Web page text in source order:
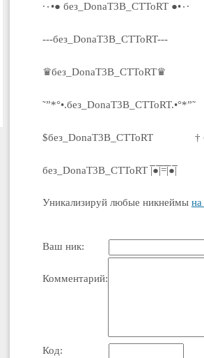
·٠•● без_DonaT3B_CTToRT ●•٠·
---без_DonaT3B_CTToRT---
♛без_DonaT3B_CTToRT♛
˜”*°•.без_DonaT3B_CTToRT.•°*”˜
$без_DonaT3B_CTToRT †
без_DonaT3B_CTToRT |̅̅●̅̅|̅̅=̅̅|̅●̅̅|
Уникализируй любые никнеймы на
Ваш ник:
Комментарий:
Код: